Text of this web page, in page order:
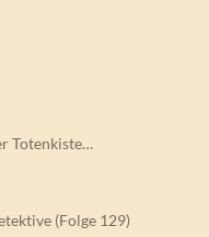
Totenkiste…
(Folge 129)